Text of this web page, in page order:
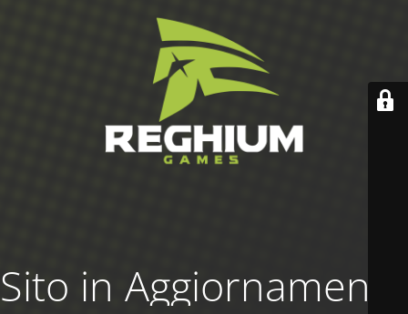
Sito in Aggiornamento